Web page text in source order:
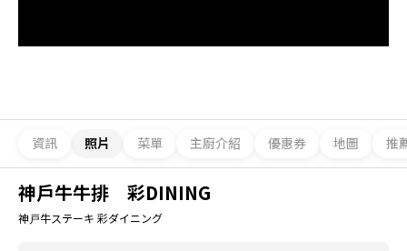
資訊 照片 菜單 主廚介紹 優惠券 地圖 推
神戶牛牛排 彩DINING
神戸牛ステーキ 彩ダイニング